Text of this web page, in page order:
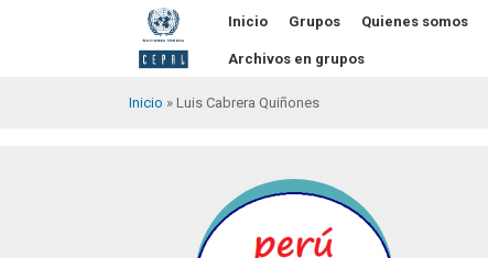
Inicio Grupos Quienes somos
Archivos en grupos
ayuda
Inicio Luis Cabrera Quiñones